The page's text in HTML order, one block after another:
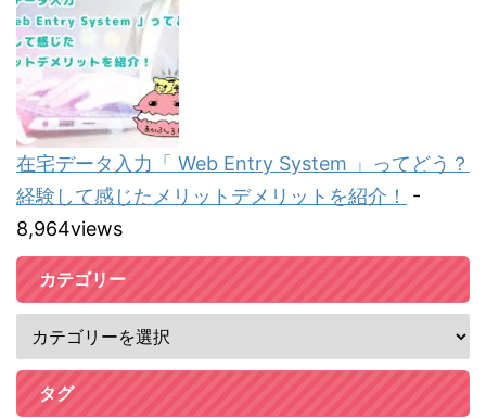
在宅データ入力「 Web Entry System 」ってどう？
経験して感じたメリットデメリットを紹介！
-
8,964views
カテゴリー
タグ